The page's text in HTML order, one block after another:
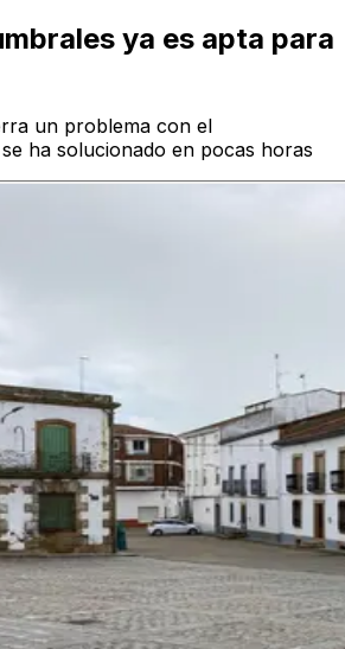
ya es apta para
un problema con el
ha solucionado en pocas horas